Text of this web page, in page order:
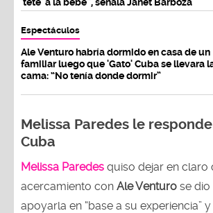
Espectáculos
Ale Venturo habría dormido en casa de un
familiar luego que 'Gato' Cuba se llevara
cama: “No tenía donde dormir”
Melissa Paredes le
Cuba
Melissa Paredes quiso dejar en claro
acercamiento con Ale Venturo se
apoyarla en “base a su experiencia”